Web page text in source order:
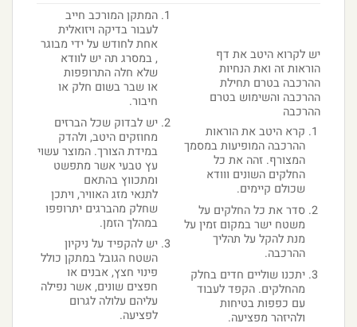
יש לקרוא היטב את דף
הוראות זה ואת הנחיות
ההרכבה בטרם תחילת
ההרכבה והשימוש בטרם
ההרכבה
קרא היטב את הוראות
ההרכבה המופיעות במסמך
המצורף. זהה את כל
החלקים השונים ווודא
שכולם קיימים.
סדר את כל החלקים על
משטח ישר במקום זמין על
מנת להקל על תהליך
ההרכבה.
יתכנו שוליים חדים בחלק
מהחלקים. הקפד לעבוד
עם כפפות בטיחות
ולהיזהר מפציעה.
המתקן המורכב חייב
לעבור בדיקה ויזואלית
אחת לחודש על ידי מבוגר
, במסרג תה יש לוודא
שלא חלה התרופפות
או שבר בשום חלק או
חיבור.
יש לבדוק שכל הברזים
מחוזקים היטב, ולהדק
במידת הצורך. המוצר עשוי
עץ טבעי אשר מתפשט
ומתכווץ בהתאם
לתנאי מזג האוויר, ויתכן
שחלק מהברגים יתרופפו
במהלך הזמן.
יש להקפיד על ניקיון
השטח הגובל במתקן כולל
פינוי חצץ, אבנים או
חפצים שונים, אשר נפילה
עליהם עלולה לגרום
לפציעה.